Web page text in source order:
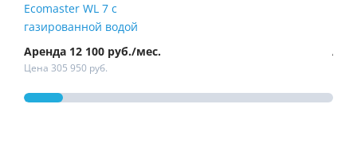
Ecomaster WL 7 с
газированной водой
Аренда 12 100 руб./мес.
Цена 305 950 руб.